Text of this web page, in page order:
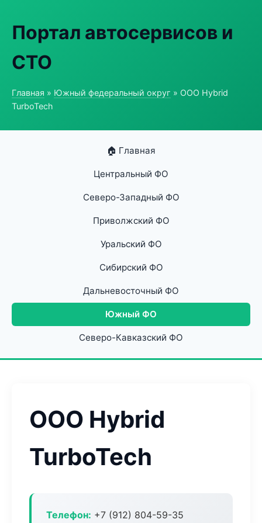
Портал автосервисов и
СТО
Главная » Южный федеральный округ » ООО Hybrid
TurboTech
🏠 Главная
Центральный ФО
Северо-Западный ФО
Приволжский ФО
Уральский ФО
Сибирский ФО
Дальневосточный ФО
Южный ФО
Северо-Кавказский ФО
ООО Hybrid
TurboTech
Телефон: +7 (912) 804-59-35